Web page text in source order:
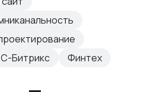
Битрикс
Финтех